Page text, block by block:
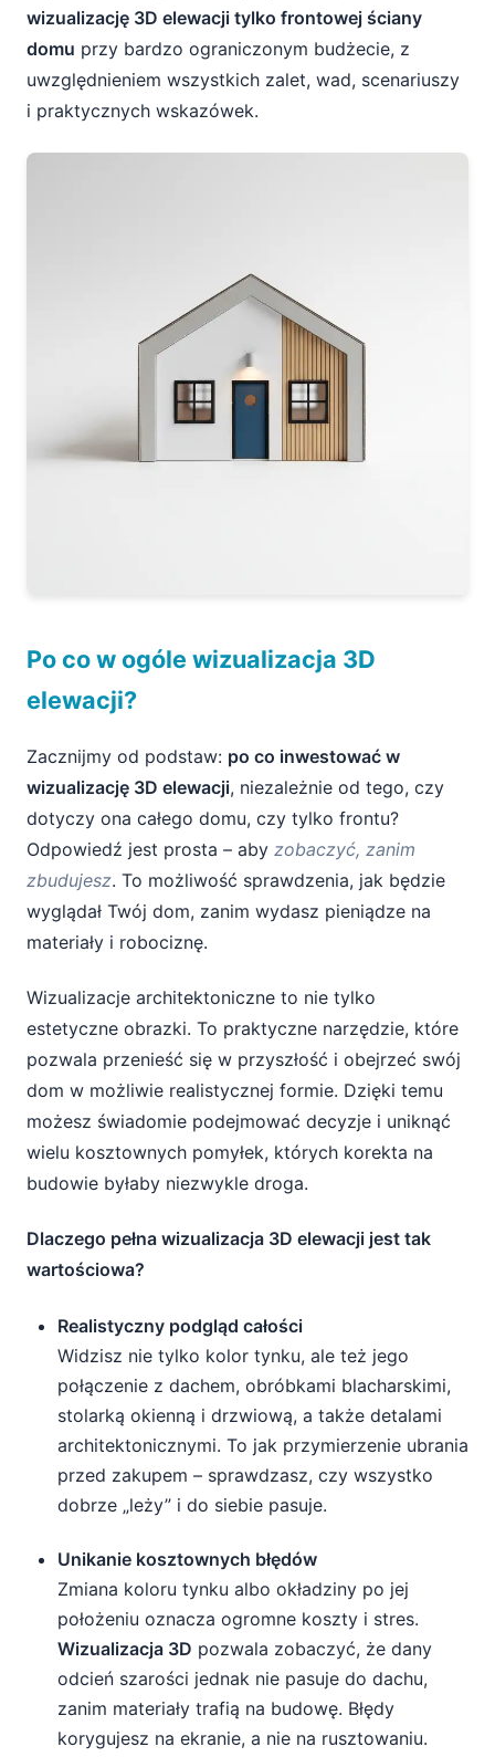
5. Traktuj wizualizację frontu jako „plan A”
Tanie alternatywy i uzupełnienia
wizualizacji frontu
Darmowe lub proste konfiguratory online
Czy wizualizacja tylko frontowej elewacji się
wizualizację 3D elewacji tylko frontowej ściany
domu przy bardzo ograniczonym budżecie, z
uwzględnieniem wszystkich zalet, wad, scenariuszy
i praktycznych wskazówek.
Po co w ogóle wizualizacja 3D
elewacji?
Zacznijmy od podstaw: po co inwestować w
wizualizację 3D elewacji, niezależnie od tego, czy
dotyczy ona całego domu, czy tylko frontu?
Odpowiedź jest prosta – aby zobaczyć, zanim
zbudujesz. To możliwość sprawdzenia, jak będzie
wyglądał Twój dom, zanim wydasz pieniądze na
materiały i robociznę.
Wizualizacje architektoniczne to nie tylko
estetyczne obrazki. To praktyczne narzędzie, które
pozwala przenieść się w przyszłość i obejrzeć swój
dom w możliwie realistycznej formie. Dzięki temu
możesz świadomie podejmować decyzje i uniknąć
wielu kosztownych pomyłek, których korekta na
budowie byłaby niezwykle droga.
Dlaczego pełna wizualizacja 3D elewacji jest tak
wartościowa?
Realistyczny podgląd całości
Widzisz nie tylko kolor tynku, ale też jego
połączenie z dachem, obróbkami blacharskimi,
stolarką okienną i drzwiową, a także detalami
architektonicznymi. To jak przymierzenie ubrania
przed zakupem – sprawdzasz, czy wszystko
dobrze „leży” i do siebie pasuje.
Unikanie kosztownych błędów
Zmiana koloru tynku albo okładziny po jej
położeniu oznacza ogromne koszty i stres.
Wizualizacja 3D pozwala zobaczyć, że dany
odcień szarości jednak nie pasuje do dachu,
zanim materiały trafią na budowę. Błędy
korygujesz na ekranie, a nie na rusztowaniu.